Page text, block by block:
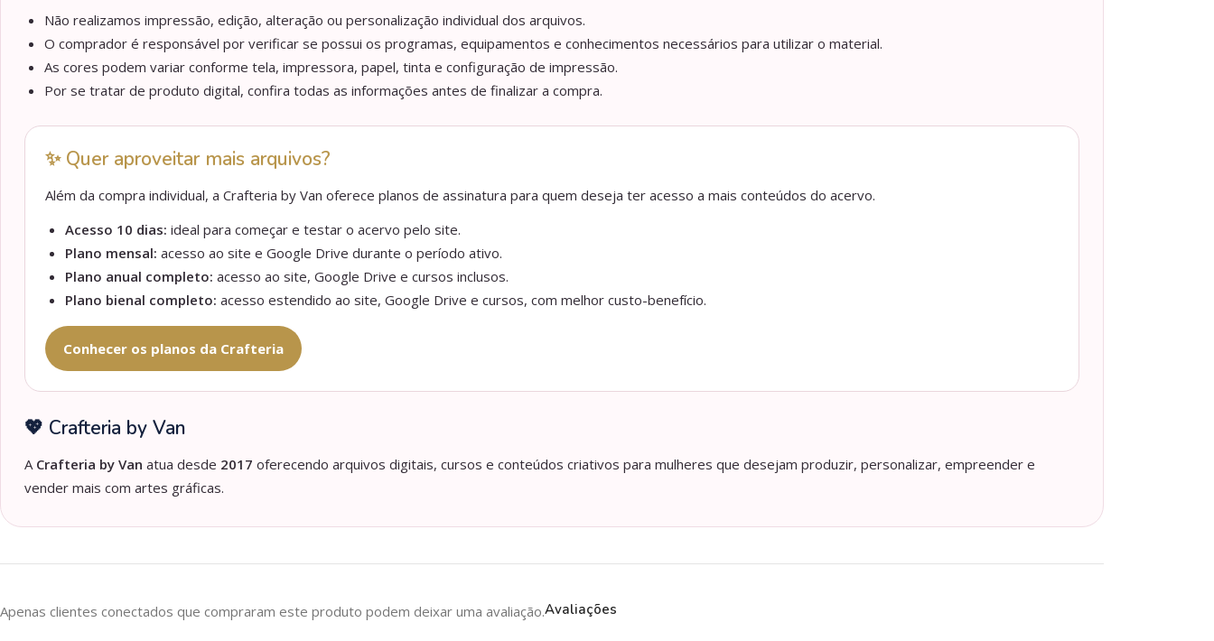
Não realizamos impressão, edição, alteração ou personalização individual dos arquivos.
O comprador é responsável por verificar se possui os programas, equipamentos e conhecimentos necessários para utilizar o material.
As cores podem variar conforme tela, impressora, papel, tinta e configuração de impressão.
Por se tratar de produto digital, confira todas as informações antes de finalizar a compra.
✨ Quer aproveitar mais arquivos?
Além da compra individual, a Crafteria by Van oferece planos de assinatura para quem deseja ter acesso a mais conteúdos do acervo.
Acesso 10 dias: ideal para começar e testar o acervo pelo site.
Plano mensal: acesso ao site e Google Drive durante o período ativo.
Plano anual completo: acesso ao site, Google Drive e cursos inclusos.
Plano bienal completo: acesso estendido ao site, Google Drive e cursos, com melhor custo-benefício.
Conhecer os planos da Crafteria
💖 Crafteria by Van
A Crafteria by Van atua desde 2017 oferecendo arquivos digitais, cursos e conteúdos criativos para mulheres que desejam produzir, personalizar, empreender e
vender mais com artes gráficas.
Avaliações
Apenas clientes conectados que compraram este produto podem deixar uma avaliação.